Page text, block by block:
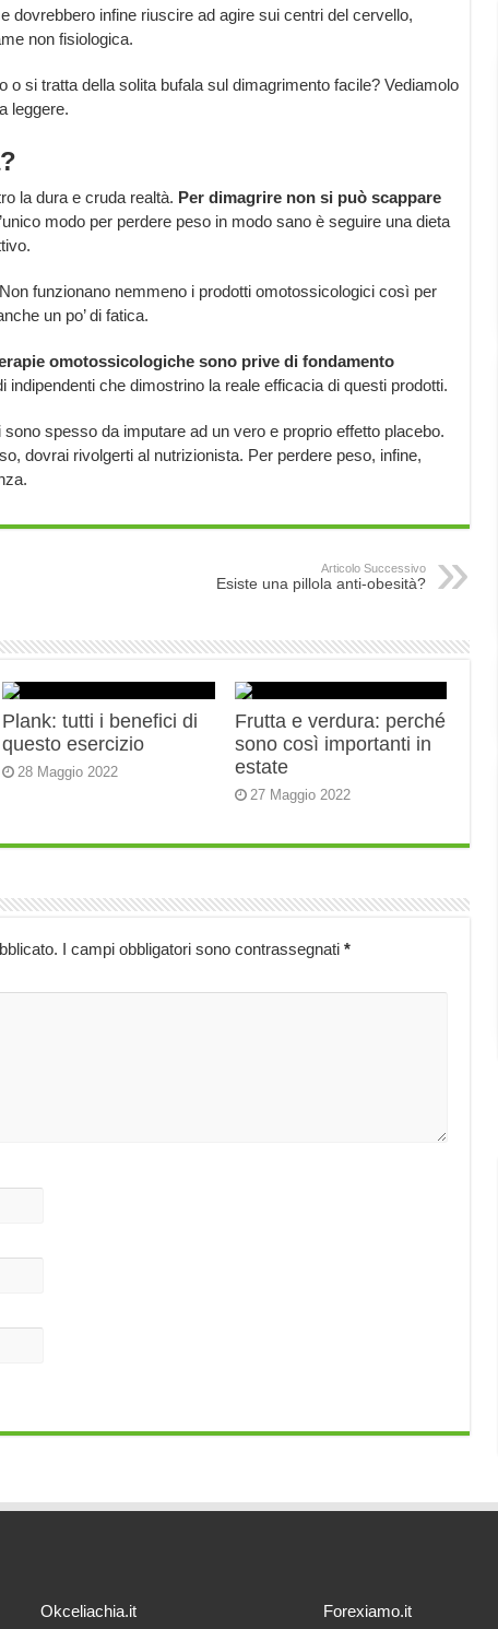
dovrebbero infine riuscire ad agire sui centri del cervello,
non fisiologica.
o si tratta della solita bufala sul dimagrimento facile? Vediamolo
leggere.
la dura e cruda realtà. Per dimagrire non si può scappare
modo per perdere peso in modo sano è seguire una dieta
funzionano nemmeno i prodotti omotossicologici così per
un po’ di fatica.
omotossicologiche sono prive di fondamento
che dimostrino la reale efficacia di questi prodotti.
spesso da imputare ad un vero e proprio effetto placebo.
dovrai rivolgerti al nutrizionista. Per perdere peso, infine,
Articolo Successivo
Esiste una pillola anti-obesità?
Plank: tutti i benefici di
questo esercizio
28 Maggio 2022
Frutta e verdura: perché
sono così importanti in
estate
27 Maggio 2022
I campi obbligatori sono contrassegnati *
Okceliachia.it Forexiamo.it